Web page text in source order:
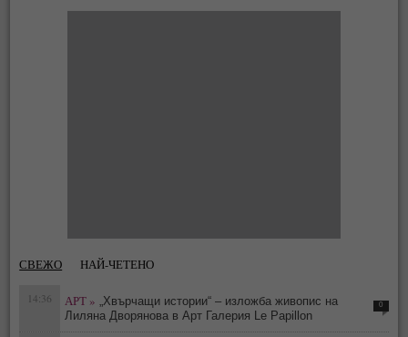
СВЕЖО НАЙ-ЧЕТЕНО
14:36 АРТ »
„Хвърчащи истории“ – изложба живопис на
Лиляна Дворянова в Арт Галерия Le Papillon
0